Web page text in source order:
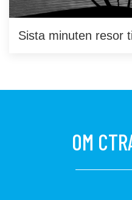
Sista minuten resor
OM